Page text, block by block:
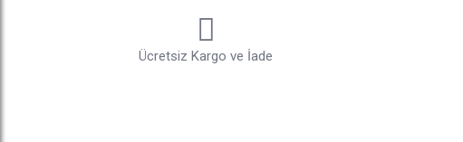
Ücretsiz Kargo ve İade